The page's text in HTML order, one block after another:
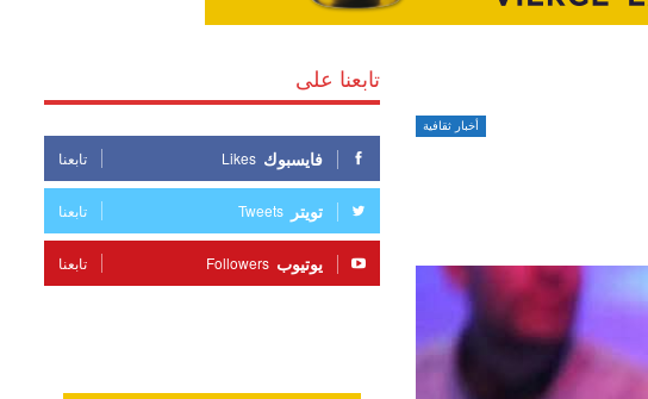
أخبار ثقافية
تابعنا على
فايسبوك Likes تابعنا
تويتر Tweets تابعنا
يوتيوب Followers تابعنا